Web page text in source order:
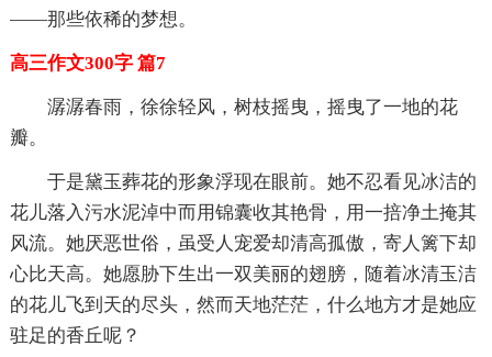
——那些依稀的梦想。
高三作文300字 篇7
潺潺春雨，徐徐轻风，树枝摇曳，摇曳了一地的花
瓣。
于是黛玉葬花的形象浮现在眼前。她不忍看见冰洁的
花儿落入污水泥淖中而用锦囊收其艳骨，用一掊净土掩其
风流。她厌恶世俗，虽受人宠爱却清高孤傲，寄人篱下却
心比天高。她愿胁下生出一双美丽的翅膀，随着冰清玉洁
的花儿飞到天的尽头，然而天地茫茫，什么地方才是她应
驻足的香丘呢？